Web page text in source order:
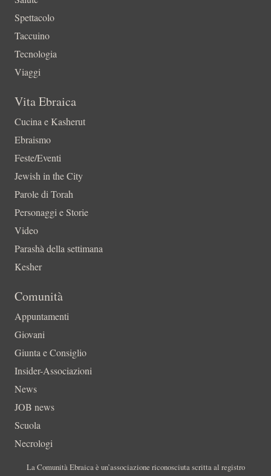
Spettacolo
Taccuino
Tecnologia
Viaggi
Vita Ebraica
Cucina e Kasherut
Ebraismo
Feste/Eventi
Jewish in the City
Parole di Torah
Personaggi e Storie
Video
Parashà della settimana
Kesher
Comunità
Appuntamenti
Giovani
Giunta e Consiglio
Insider-Associazioni
News
JOB news
Scuola
Necrologi
La Comunità Ebraica è un’associazione riconosciuta scritta al registro